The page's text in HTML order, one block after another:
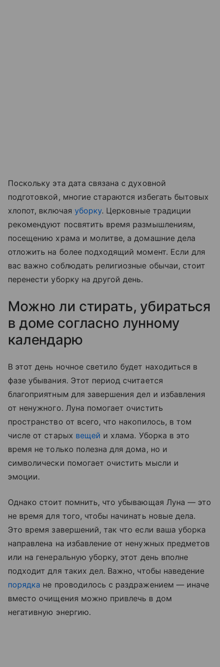
Поскольку эта дата связана с духовной
подготовкой, многие стараются избегать бытовых
хлопот, включая уборку. Церковные традиции
рекомендуют посвятить время размышлениям,
посещению храма и молитве, а домашние дела
отложить на более подходящий момент. Если для
вас важно соблюдать религиозные обычаи, стоит
перенести уборку на другой день.
Можно ли стирать, убираться
в доме согласно лунному
календарю
В этот день ночное светило будет находиться в
фазе убывания. Этот период считается
благоприятным для завершения дел и избавления
от ненужного. Луна помогает очистить
пространство от всего, что накопилось, в том
числе от старых вещей и хлама. Уборка в это
время не только полезна для дома, но и
символически помогает очистить мысли и
эмоции.
Однако стоит помнить, что убывающая Луна — это
не время для того, чтобы начинать новые дела.
Это время завершений, так что если ваша уборка
направлена на избавление от ненужных предметов
или на генеральную уборку, этот день вполне
подходит для таких дел. Важно, чтобы наведение
порядка не проводилось с раздражением — иначе
вместо очищения можно привлечь в дом
негативную энергию.